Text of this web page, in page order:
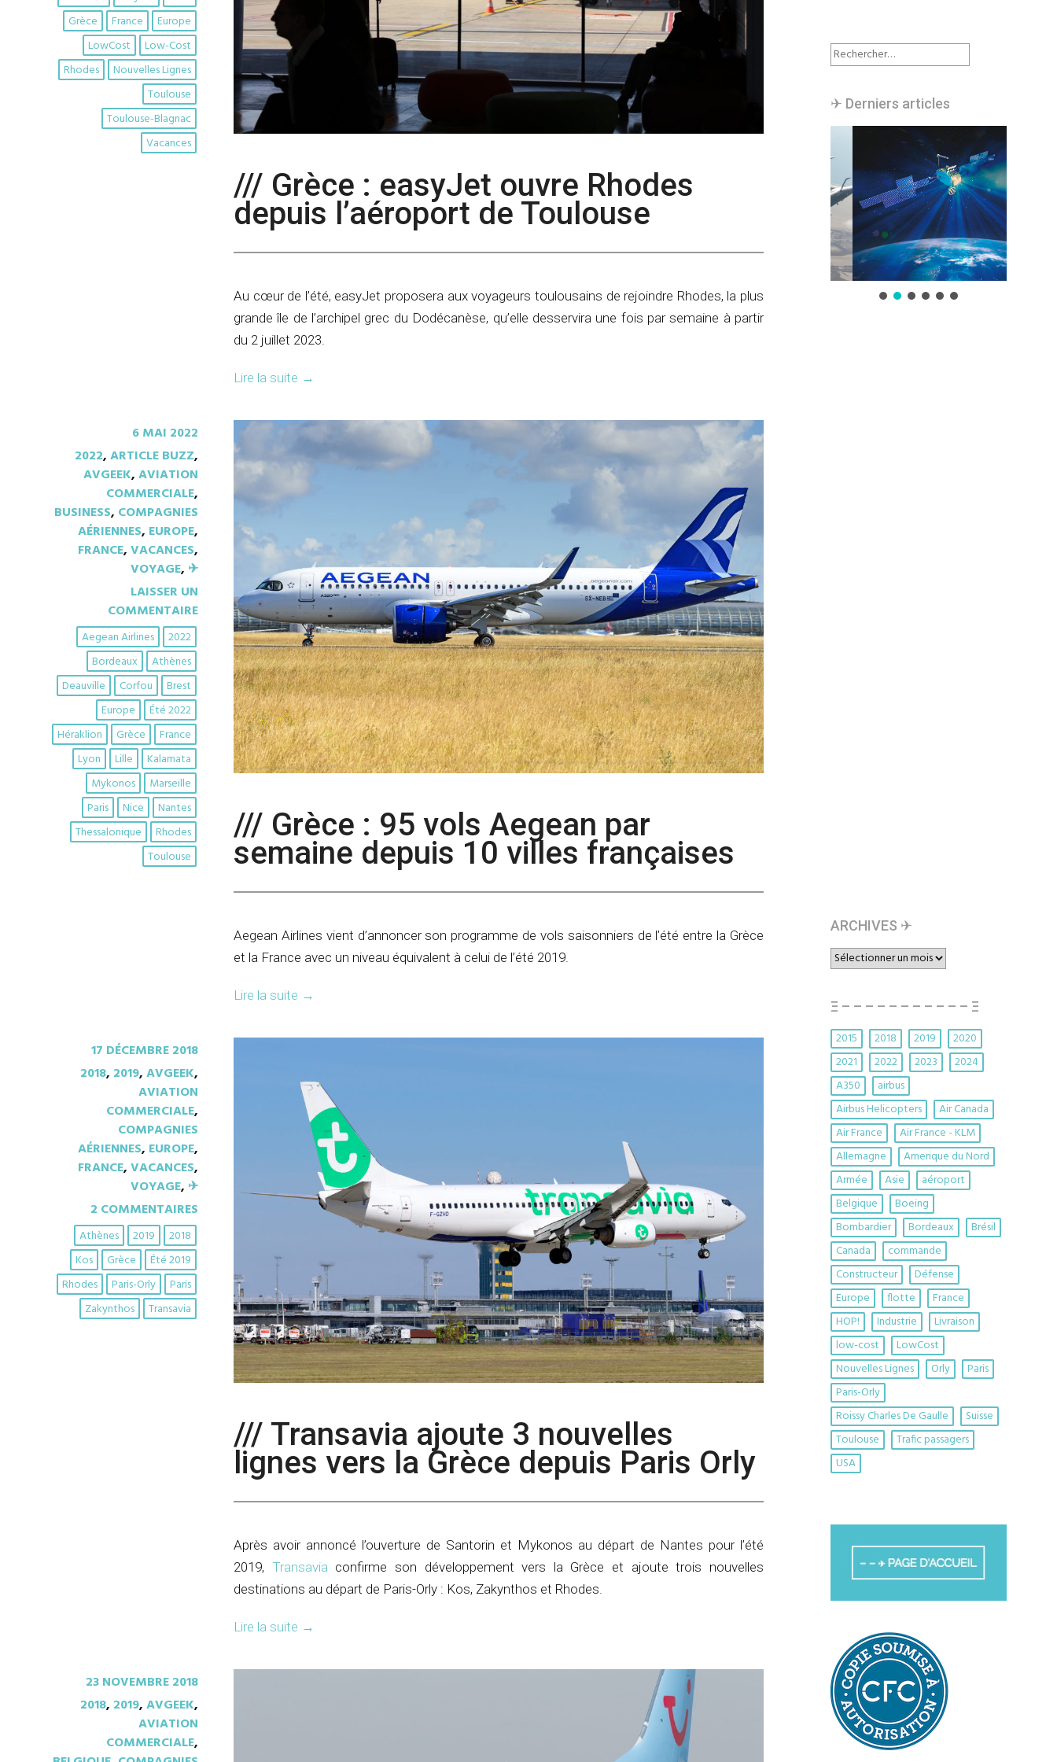
Europe
France
Grèce
Low-Cost
LowCost
Nouvelles Lignes
Rhodes
Toulouse
Toulouse-Blagnac
Vacances
/// Grèce : easyJet ouvre Rhodes
depuis l’aéroport de Toulouse
Au cœur de l’été, easyJet proposera aux voyageurs toulousains de rejoindre Rhodes, la plus
grande île de l’archipel grec du Dodécanèse, qu’elle desservira une fois par semaine à partir
du 2 juillet 2023.
Lire la suite →
6 MAI 2022
2022,ARTICLE BUZZ,
AVGEEK,AVIATION
COMMERCIALE,
BUSINESS, COMPAGNIES
AÉRIENNES, EUROPE,
FRANCE,VACANCES,
VOYAGE, ✈︎
LAISSER UN
COMMENTAIRE
2022
Aegean Airlines
Athènes
Bordeaux
Brest
Corfou
Deauville
Été 2022
Europe
France
Grèce
Héraklion
Kalamata
Lille
Lyon
Marseille
Mykonos
Nantes
Nice
Paris
Rhodes
Thessalonique
Toulouse
/// Grèce : 95 vols Aegean par
semaine depuis 10 villes françaises
Aegean Airlines vient d’annoncer son programme de vols saisonniers de l’été entre la Grèce
et la France avec un niveau équivalent à celui de l’été 2019.
Lire la suite →
17 DÉCEMBRE 2018
2018, 2019,AVGEEK,
AVIATION
COMMERCIALE,
COMPAGNIES
AÉRIENNES, EUROPE,
FRANCE,VACANCES,
VOYAGE, ✈︎
2 COMMENTAIRES
2018
2019
Athènes
Été 2019
Grèce
Kos
Paris
Paris-Orly
Rhodes
Transavia
Zakynthos
/// Transavia ajoute 3 nouvelles
lignes vers la Grèce depuis Paris Orly
Après avoir annoncé l’ouverture de Santorin et Mykonos au départ de Nantes pour l’été
2019, Transaviaconfirme son développement vers la Grèce et ajoute trois nouvelles
destinations au départ de Paris-Orly : Kos, Zakynthos et Rhodes.
Lire la suite →
23 NOVEMBRE 2018
2018, 2019,AVGEEK,
AVIATION
COMMERCIALE,
Rechercher :
✈︎ Derniers articles
ARCHIVES ✈︎
ARCHIVES
✈︎
Ξ – – – – – – – – – – – Ξ
2015 2018 2019
2020
2021
2022 2023
2024
A350
airbus
Airbus Helicopters
Air Canada
Air France
Air France - KLM
Allemagne
Amerique du Nord
Armée
Asie
aéroport
Belgique
Boeing
Bombardier
Bordeaux
Brésil
Canada
commande
Constructeur
Défense
Europe
flotte
France
HOP!
Industrie
Livraison
low-cost
LowCost
Nouvelles Lignes
Orly
Paris
Paris-Orly
Roissy Charles De Gaulle
Suisse
Toulouse
Trafic passagers
USA